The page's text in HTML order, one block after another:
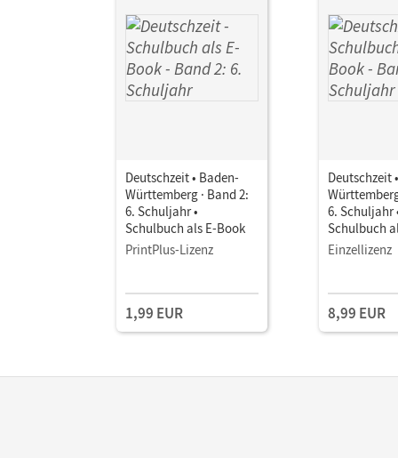
Deutschzeit • Baden-
Württemberg · Band 2:
6. Schuljahr •
Schulbuch als E-Book
PrintPlus-Lizenz
1,99 EUR
Deutschzeit
6. Schuljahr
Schulbuch
Einzellizenz
8,99 EUR